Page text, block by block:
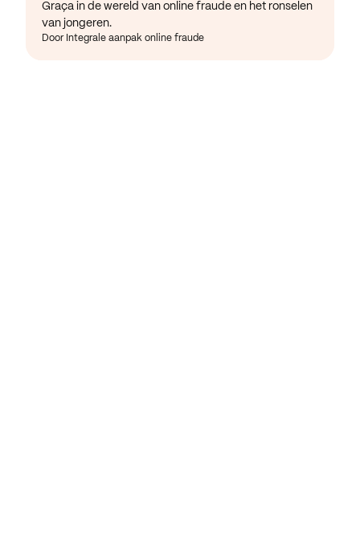
Graça in de wereld van online fraude en het ronselen
van jongeren.
Door Integrale aanpak online fraude